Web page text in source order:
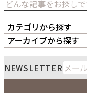
カテゴリから探す
オーナーズボイス
LIPS通販部門
アーカイブから探す
8 月 火
NEWSLETTER